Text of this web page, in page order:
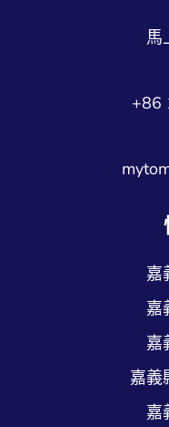
馬
+86
嘉
嘉
嘉
嘉義
嘉